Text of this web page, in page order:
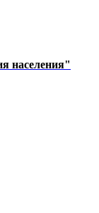
населения"